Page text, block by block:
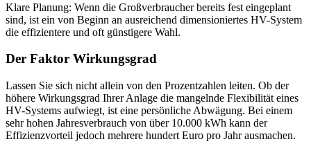
Klare Planung: Wenn die Großverbraucher bereits fest eingeplant
sind, ist ein von Beginn an ausreichend dimensioniertes HV-System
die effizientere und oft günstigere Wahl.
Der Faktor Wirkungsgrad
Lassen Sie sich nicht allein von den Prozentzahlen leiten. Ob der
höhere Wirkungsgrad Ihrer Anlage die mangelnde Flexibilität eines
HV-Systems aufwiegt, ist eine persönliche Abwägung. Bei einem
sehr hohen Jahresverbrauch von über 10.000 kWh kann der
Effizienzvorteil jedoch mehrere hundert Euro pro Jahr ausmachen.